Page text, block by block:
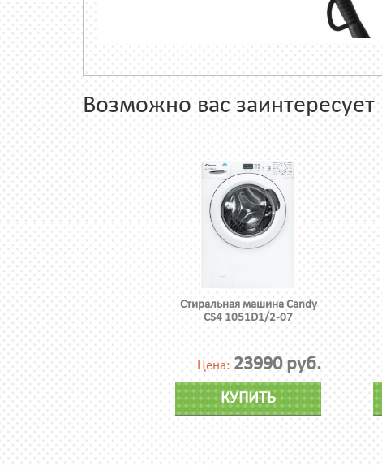
Возможно вас заинтересует
Стиральная машина Candy
CS4 1051D1/2-07
Цена: 23990 руб.
КУПИТЬ